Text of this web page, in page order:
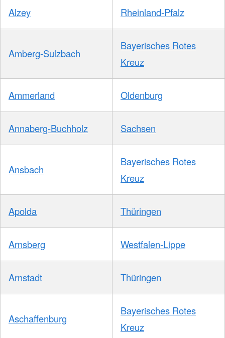
Alzey Rheinland-Pfalz
Amberg-Sulzbach
Bayerisches Rotes
Kreuz
Ammerland Oldenburg
Annaberg-Buchholz Sachsen
Ansbach
Bayerisches Rotes
Kreuz
Apolda Thüringen
Arnsberg Westfalen-Lippe
Arnstadt Thüringen
Aschaffenburg
Bayerisches Rotes
Kreuz